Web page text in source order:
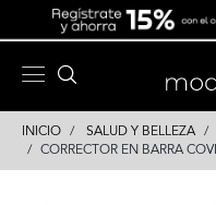
INICIO SALUD Y BELLEZA
CORRECTOR EN BARRA